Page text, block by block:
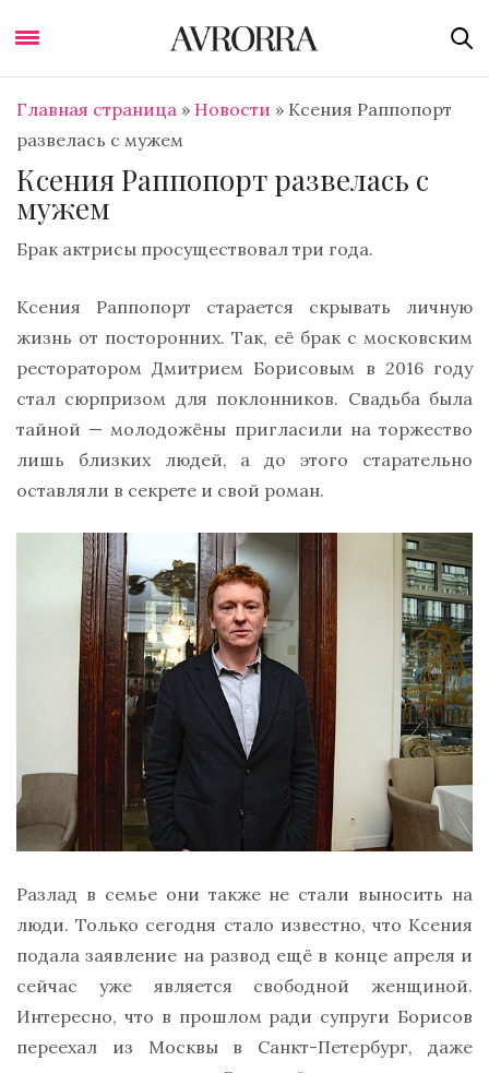
Главная страница » Новости » Ксения Раппопорт
развелась с мужем
Ксения Раппопорт развелась с
мужем
Брак актрисы просуществовал три года.
Ксения Раппопорт старается скрывать личную
жизнь от посторонних. Так, её брак с московским
ресторатором Дмитрием Борисовым в 2016 году
стал сюрпризом для поклонников. Свадьба была
тайной — молодожёны пригласили на торжество
лишь близких людей, а до этого старательно
оставляли в секрете и свой роман.
Разлад в семье они также не стали выносить на
люди. Только сегодня стало известно, что Ксения
подала заявление на развод ещё в конце апреля и
сейчас уже является свободной женщиной.
Интересно, что в прошлом ради супруги Борисов
переехал из Москвы в Санкт-Петербург, даже